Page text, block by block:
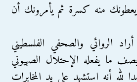
منه كسرة ثم يأمرونك أن
أراد الروائي والصحفي الفلسطيني
ما يفعله الإحتلال الصهيوني
لله أنه استشهد على يد المخابرات